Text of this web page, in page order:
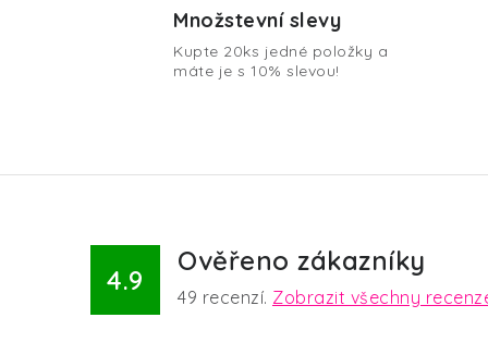
c
p
v
Množstevní slevy
Kupte 20ks jedné položky a
máte je s 10% slevou!
4.9
Ověřeno zákazníky
49 recenzí. Zobrazit všechny